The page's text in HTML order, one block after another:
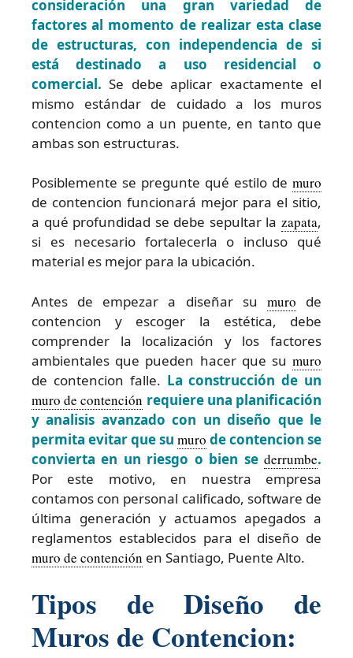
consideración una gran variedad de
factores al momento de realizar esta clase
de estructuras, con independencia de si
está destinado a uso residencial o
comercial. Se debe aplicar exactamente el
mismo estándar de cuidado a los muros
contencion como a un puente, en tanto que
ambas son estructuras.
Posiblemente se pregunte qué estilo de muro
de contencion funcionará mejor para el sitio,
a qué profundidad se debe sepultar la zapata,
si es necesario fortalecerla o incluso qué
material es mejor para la ubicación.
Antes de empezar a diseñar su muro de
contencion y escoger la estética, debe
comprender la localización y los factores
ambientales que pueden hacer que su muro
de contencion falle. La construcción de un
muro de contención requiere una planificación
y analisis avanzado con un diseño que le
permita evitar que su muro de contencion se
convierta en un riesgo o bien se derrumbe.
Por este motivo, en nuestra empresa
contamos con personal calificado, software de
última generación y actuamos apegados a
reglamentos establecidos para el diseño de
muro de contención en Santiago, Puente Alto.
Tipos de Diseño de
Muros de Contencion: